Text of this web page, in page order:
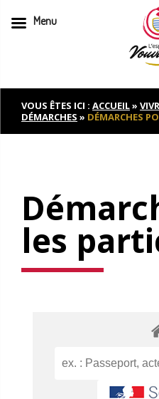
to
contentVOUS ÊTES ICI : ACCUEIL»
DÉMARCHES » DÉMARCHES
les
Menu